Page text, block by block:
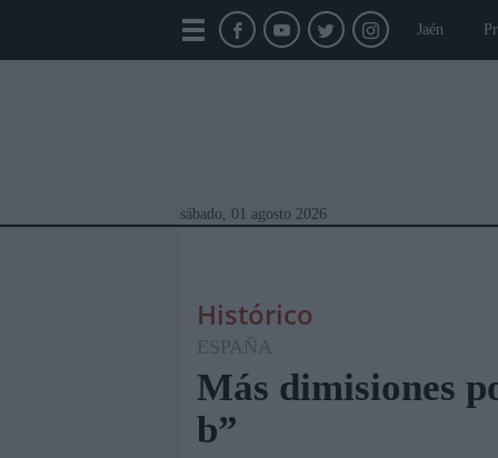
Jaén
sábado, 01 agosto 2026
Módulos Portada
Histórico
ESPAÑA
Más dimisiones
b”